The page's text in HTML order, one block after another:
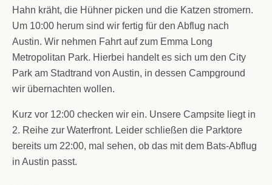
Hahn kräht, die Hühner picken und die Katzen stromern.
Um 10:00 herum sind wir fertig für den Abflug nach
Austin. Wir nehmen Fahrt auf zum Emma Long
Metropolitan Park. Hierbei handelt es sich um den City
Park am Stadtrand von Austin, in dessen Campground
wir übernachten wollen.
Kurz vor 12:00 checken wir ein. Unsere Campsite liegt in
2. Reihe zur Waterfront. Leider schließen die Parktore
bereits um 22:00, mal sehen, ob das mit dem Bats-Abflug
in Austin passt.